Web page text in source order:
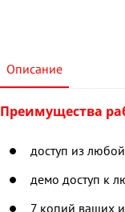
Описание
Преимущества
доступ из
демо доступ к
7 копий ваших